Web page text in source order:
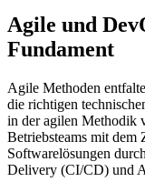
Agile und
Fundament
Agile Methoden
die richtigen
in der agilen Methodik
Betriebsteams mit dem
Softwarelösungen
Delivery (CI/CD) und